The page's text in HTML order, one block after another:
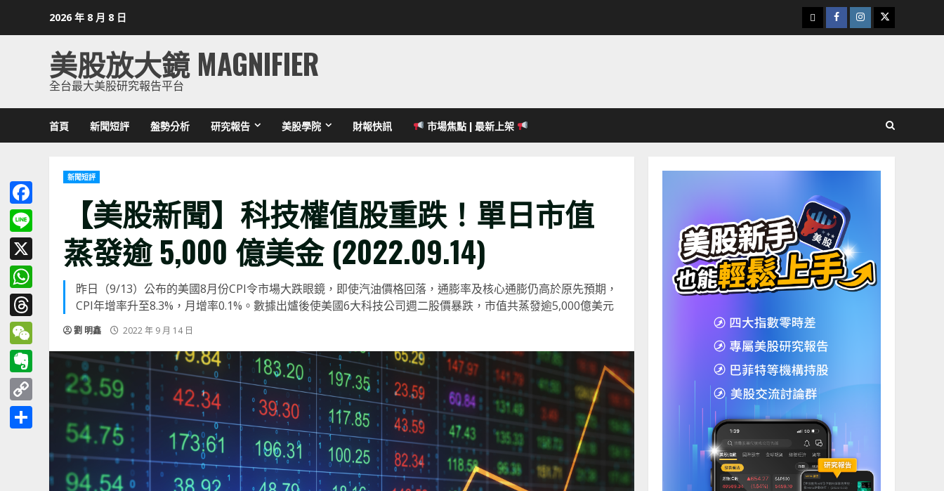
2026 年 8 月 8 日
下
載
Facebook
Instagram
Twitter
美股放大鏡 MAGNIFIER
全台最大美股研究報告平台
首頁 新聞短評 盤勢分析 研究報告 美股學院 財報快訊 市場焦點 | 最新上架
新聞短評
【美股新聞】科技權值股重跌！單日市值
蒸發逾 5,000 億美金 (2022.09.14)
昨日（9/13）公布的美國8月份CPI令市場大跌眼鏡，即使汽油價格回落，通膨率及核心通膨仍高於原先預期，
CPI年增率升至8.3%，月增率0.1%。數據出爐後使美國6大科技公司週二股價暴跌，市值共蒸發逾5,000億美元
劉 明鑫 2022 年 9 月 14 日
Facebook
Line
X
WhatsApp
Threads
WeChat
Evernote
Copy